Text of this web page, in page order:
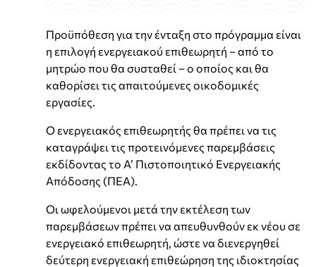
Προϋπόθεση για την ένταξη στο πρόγραμμα είναι
η επιλογή ενεργειακού επιθεωρητή – από το
μητρώο που θα συσταθεί – ο οποίος και θα
καθορίσει τις απαιτούμενες οικοδομικές
εργασίες.
Ο ενεργειακός επιθεωρητής θα πρέπει να τις
καταγράψει τις προτεινόμενες παρεμβάσεις
εκδίδοντας το Α’ Πιστοποιητικό Ενεργειακής
Απόδοσης (ΠΕΑ).
Οι ωφελούμενοι μετά την εκτέλεση των
παρεμβάσεων πρέπει να απευθυνθούν εκ νέου σε
ενεργειακό επιθεωρητή, ώστε να διενεργηθεί
δεύτερη ενεργειακή επιθεώρηση της ιδιοκτησίας